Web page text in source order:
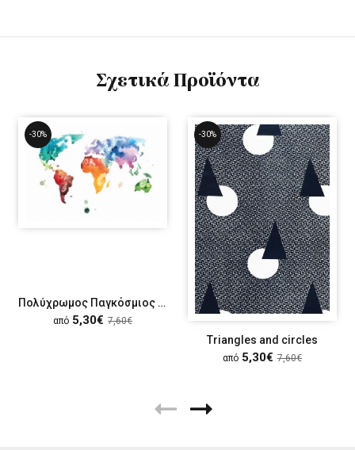
Σχετικά Προϊόντα
-30%
Πολύχρωμος Παγκόσμιος χάρτης
από 5,30€ 7,60€
-30%
Τriangles and circles
από 5,30€ 7,60€